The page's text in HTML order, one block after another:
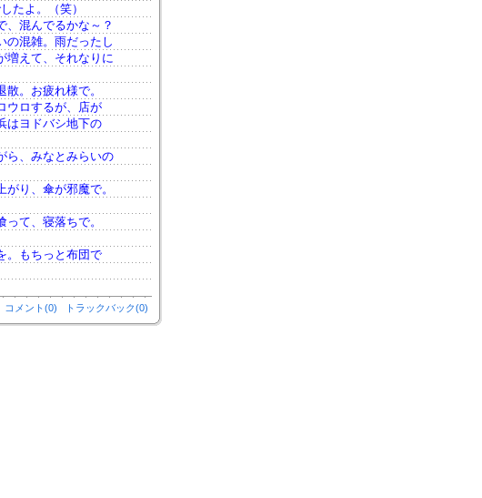
たよ。（笑）
混んでるかな～？
の混雑。雨だったし
増えて、それなりに
。お疲れ様で。
ウロするが、店が
はヨドバシ地下の
ら、みなとみらいの
り、傘が邪魔で。
て、寝落ちで。
。もちっと布団で
コメント(0) トラックバック(0)